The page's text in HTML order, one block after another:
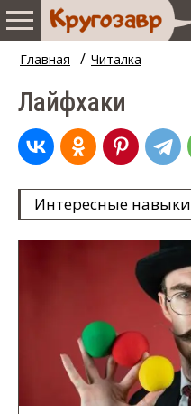
Главная / Читалка
Лайфхаки
Интересные навыки